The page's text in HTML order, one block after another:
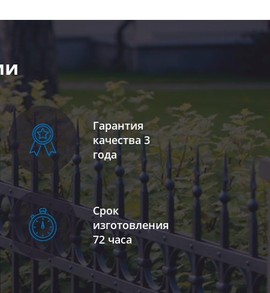
Гарантия
качества 3
года
Срок
изготовления
72 часа